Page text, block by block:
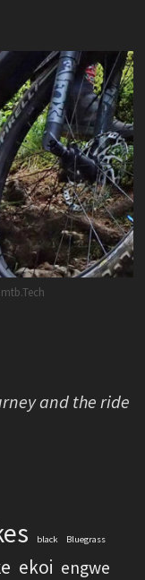
and the ride
black Bluegrass
ekoi engwe